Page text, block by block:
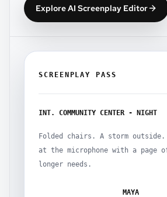
Explore AI Screenplay Editor
SCREENPLAY PASS
INT. COMMUNITY CENTER - NIGHT
Folded chairs. A storm outside.
at the microphone with a page
longer needs.
MAYA